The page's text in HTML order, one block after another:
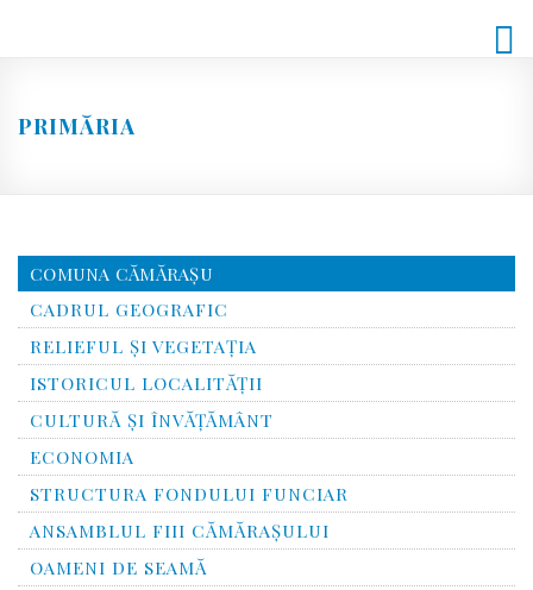
PRIMĂRIA
COMUNA CĂMĂRAȘU
CADRUL GEOGRAFIC
RELIEFUL ŞI VEGETAŢIA
ISTORICUL LOCALITĂŢII
CULTURĂ ŞI ÎNVĂŢĂMÂNT
ECONOMIA
STRUCTURA FONDULUI FUNCIAR
ANSAMBLUL FIII CĂMĂRAŞULUI
OAMENI DE SEAMĂ